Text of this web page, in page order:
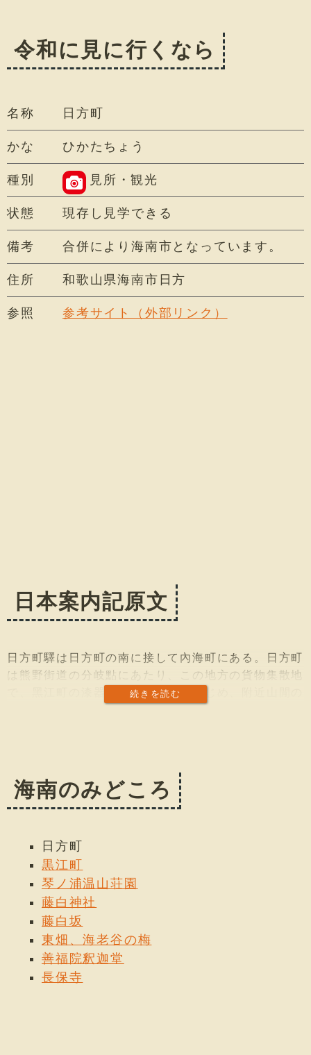
令和に見に行くなら
名称 日方町
かな ひかたちょう
種別 見所・観光
状態 現存し見学できる
備考 合併により海南市となっています。
住所 和歌山県海南市日方
参照 参考サイト（外部リンク）
日本案内記原文
続きを読む
日方町驛は日方町の南に接して內海町にある。日方町
は熊野街道の分岐點にあたり、この地方の貨物集散地
で、黑江町の漆器、內海町の傘をはじめ、附近山閒の
海南のみどころ
日方町
黒江町
琴ノ浦温山荘園
藤白神社
藤白坂
東畑、海老谷の梅
善福院釈迦堂
長保寺